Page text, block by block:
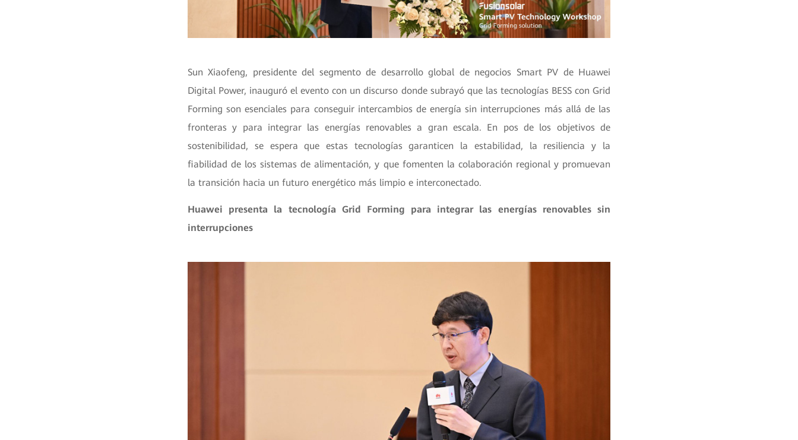
Sun Xiaofeng, presidente del segmento de desarrollo global de negocios Smart PV de Huawei
Digital Power, inauguró el evento con un discurso donde subrayó que las tecnologías BESS con Grid
Forming son esenciales para conseguir intercambios de energía sin interrupciones más allá de las
fronteras y para integrar las energías renovables a gran escala. En pos de los objetivos de
sostenibilidad, se espera que estas tecnologías garanticen la estabilidad, la resiliencia y la
fiabilidad de los sistemas de alimentación, y que fomenten la colaboración regional y promuevan
la transición hacia un futuro energético más limpio e interconectado.
Huawei presenta la tecnología Grid Forming para integrar las energías renovables sin
interrupciones